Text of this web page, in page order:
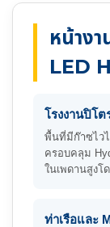
หน้างา
LED
โรงงานปิโ
พื้นที่มีก๊าซไว
ครอบคลุม
ในเพดานสูงโ
ท่าเรือและ